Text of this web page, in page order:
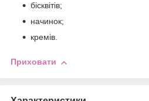
бісквітів;
начинок;
кремів.
Приховати